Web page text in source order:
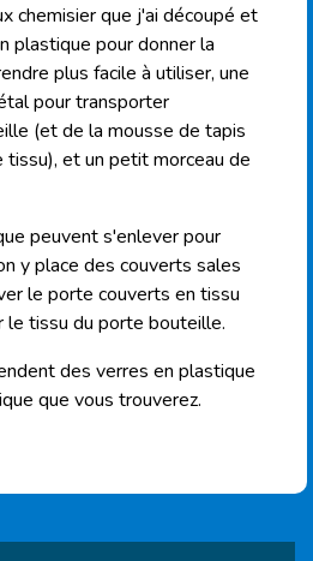
chemisier que j'ai découpé et
plastique pour donner la
plus facile à utiliser, une
pour transporter
(et de la mousse de tapis
et un petit morceau de
peuvent s'enlever pour
y place des couverts sales
le porte couverts en tissu
le tissu du porte bouteille.
des verres en plastique
que vous trouverez.